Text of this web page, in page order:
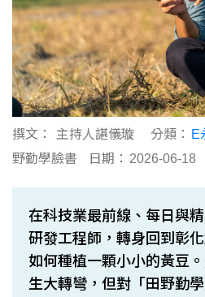
撰文： 主持人諶儀璇 分類： E
野勤學臉書
日期： 2026-06-18
在科技業最前線、每日與
研發工程師，轉身回到彰
如何種植一顆小小的黃豆
生大轉彎，但對「田野勤